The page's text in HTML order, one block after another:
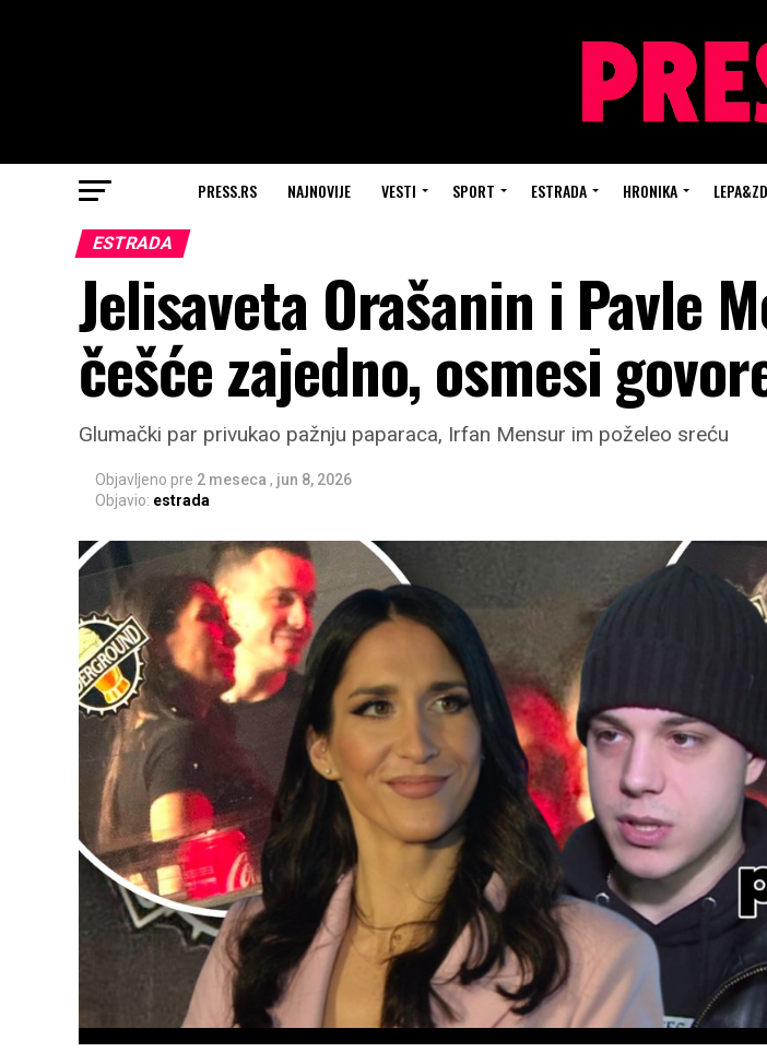
PRESS.RS NAJNOVIJE VESTI SPORT ESTRADA HRONIKA
ESTRADA
Jelisaveta Orašanin i Pavle
češće zajedno, osmesi
Glumački par privukao pažnju paparaca, Irfan Mensur im poželeo sreću
Objavljeno pre 2 meseca , jun 8, 2026
Objavio: estrada